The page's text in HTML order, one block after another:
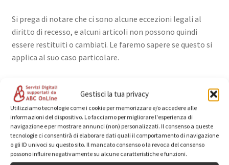
Gestisci la tua privacy
Utilizziamo tecnologie come i cookie per memorizzare e/o accedere alle
informazioni del dispositivo. Lo facciamo per migliorare l'esperienza di
navigazione e per mostrare annunci (non) personalizzati. Il consenso a queste
tecnologie ci consentirà di elaborare dati quali il comportamento di navigazione
o gli ID univoci su questo sito. Il mancato consenso o la revoca del consenso
possono influire negativamente su alcune caratteristiche e funzioni.
Si prega di notare che ci sono alcune eccezioni legali al
diritto di recesso, e alcuni articoli non possono quindi
essere restituiti o cambiati. Le faremo sapere se questo si
applica al suo caso particolare.
10. Presentazione di idee
Non presentare idee, invenzioni, opere d’autore o altre
informazioni che possono essere considerate proprietà
intellettuale propria che vorresti presentarci, a meno che